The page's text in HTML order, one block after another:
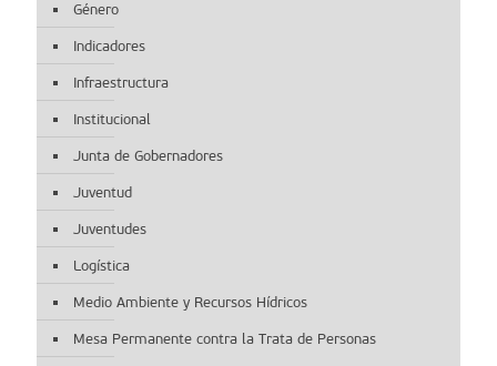
Género
Indicadores
Infraestructura
Institucional
Junta de Gobernadores
Juventud
Juventudes
Logística
Medio Ambiente y Recursos Hídricos
Mesa Permanente contra la Trata de Personas